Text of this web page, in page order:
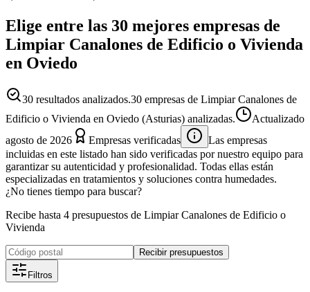
Elige entre las 30 mejores empresas de
Limpiar Canalones de Edificio o Vivienda
en Oviedo
30 resultados analizados.30 empresas de Limpiar Canalones de
Edificio o Vivienda en Oviedo (Asturias) analizadas.
Actualizado
agosto de 2026
Empresas verificadas
Las empresas
incluidas en este listado han sido verificadas por nuestro equipo para
garantizar su autenticidad y profesionalidad. Todas ellas están
especializadas en tratamientos y soluciones contra humedades.
¿No tienes tiempo para buscar?
Recibe hasta 4 presupuestos de Limpiar Canalones de Edificio o
Vivienda
Recibir presupuestos
Filtros